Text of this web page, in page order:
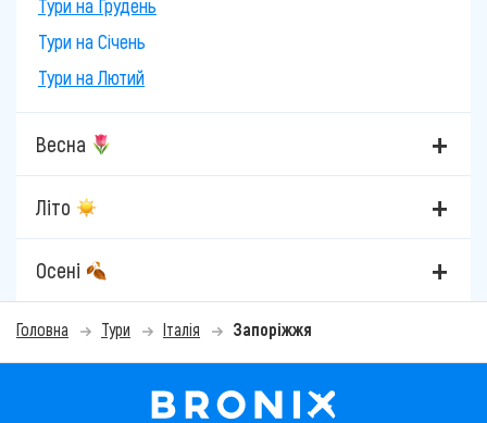
Тури на Грудень
Тури на Січень
Тури на Лютий
Весна
Літо
Осені
Головна Тури Італія Запоріжжя